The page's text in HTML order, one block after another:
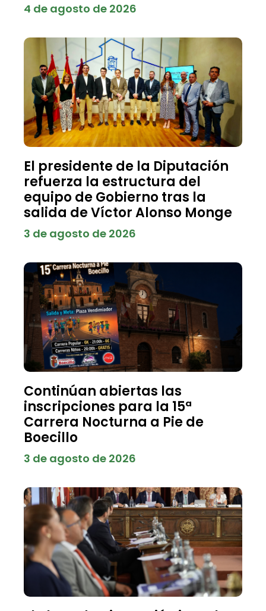
4 de agosto de 2026
El presidente de la Diputación
refuerza la estructura del
equipo de Gobierno tras la
salida de Víctor Alonso Monge
3 de agosto de 2026
Continúan abiertas las
inscripciones para la 15ª
Carrera Nocturna a Pie de
Boecillo
3 de agosto de 2026